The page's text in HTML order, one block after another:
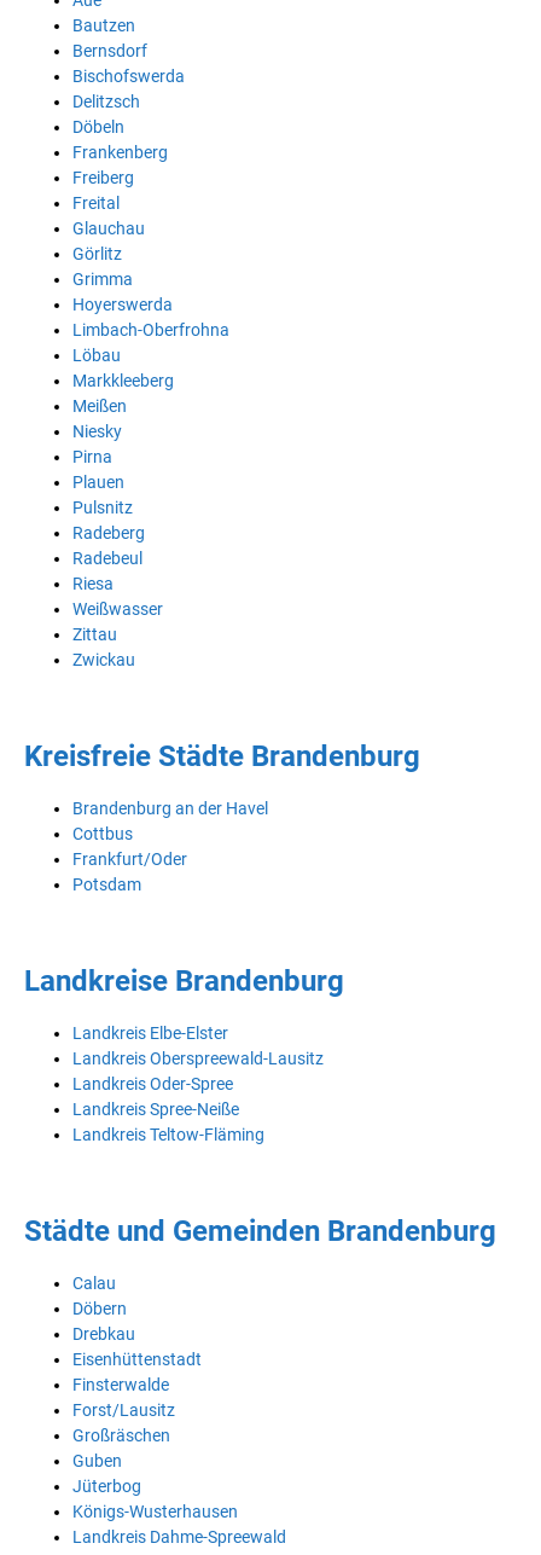
Bautzen
Bernsdorf
Bischofswerda
Delitzsch
Döbeln
Frankenberg
Freiberg
Freital
Glauchau
Görlitz
Grimma
Hoyerswerda
Limbach-Oberfrohna
Löbau
Markkleeberg
Meißen
Niesky
Pirna
Plauen
Pulsnitz
Radeberg
Radebeul
Riesa
Weißwasser
Zittau
Zwickau
Kreisfreie Städte Brandenburg
Brandenburg an der Havel
Cottbus
Frankfurt/Oder
Potsdam
Landkreise Brandenburg
Landkreis Elbe-Elster
Landkreis Oberspreewald-Lausitz
Landkreis Oder-Spree
Landkreis Spree-Neiße
Landkreis Teltow-Fläming
Städte und Gemeinden Brandenburg
Calau
Döbern
Drebkau
Eisenhüttenstadt
Finsterwalde
Forst/Lausitz
Großräschen
Guben
Jüterbog
Königs-Wusterhausen
Landkreis Dahme-Spreewald